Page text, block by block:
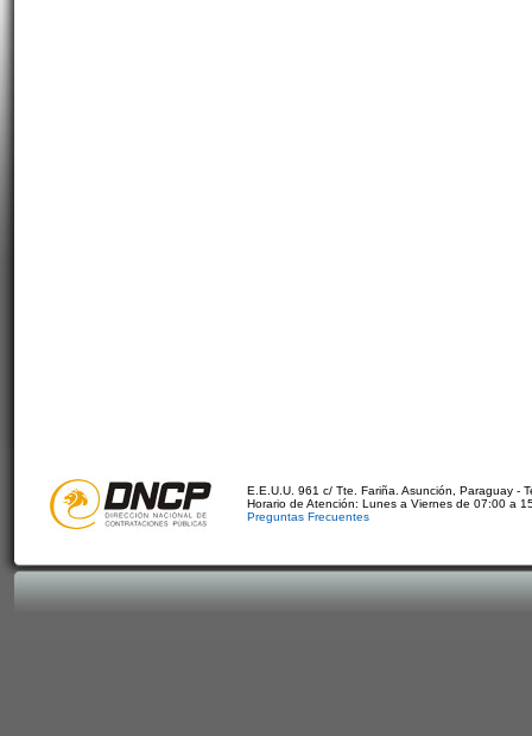
E.E.U.U. 961 c/ Tte. Fariña. Asunción, Paraguay -
Horario de Atención: Lunes a Viernes de 07:00 a
Preguntas Frecuentes